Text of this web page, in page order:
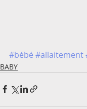
#bébé #allaitement
BABY